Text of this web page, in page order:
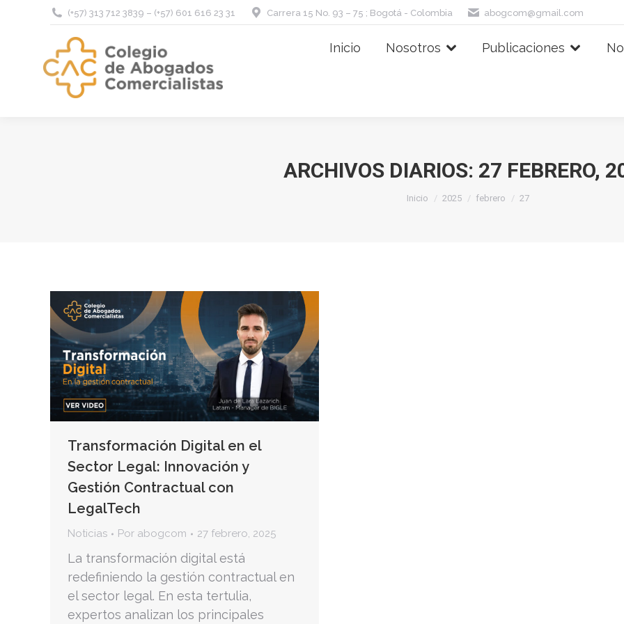
(+57) 313 712 3839 – (+57) 601 616 23 31 Carrera 15 No. 93 – 75 ; Bogotá - Colombia abogcom@gmail.com
Inicio Nosotros Publicaciones
ARCHIVOS DIARIOS: 27 FEBRERO,
Estás aquí:
Inicio 2025 febrero 27
Transformación Digital en el
Sector Legal: Innovación y
Gestión Contractual con
LegalTech
Noticias Por abogcom 27 febrero, 2025
La transformación digital está
redefiniendo la gestión contractual en
el sector legal. En esta tertulia,
expertos analizan los principales